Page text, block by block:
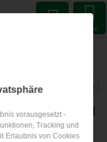
Menu
Teilen
- seid
vorausgesetzt -
Tracking und
Erlaubnis von Cookies